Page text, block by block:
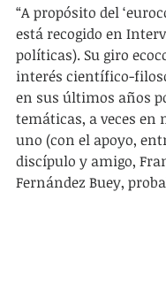
“A propósito del
está recogido en
políticas). Su giro
interés científico-
en sus últimos años
temáticas, a veces en
uno (con el apoyo,
discípulo y amigo,
Fernández Buey,